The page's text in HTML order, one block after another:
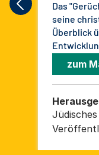
Das
seine
Überblick
zum